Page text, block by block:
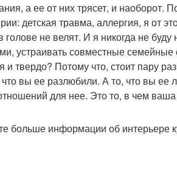
а ее от них трясет, и наоборот.
детская травма, аллергия, я от
голове не велят. И я никогда не
устраивать совместные
и твердо? Потому что, стоит пару
вы ее разлюбили. А то, что вы ее
для нее. Это то, в чем
больше информации об интерьере